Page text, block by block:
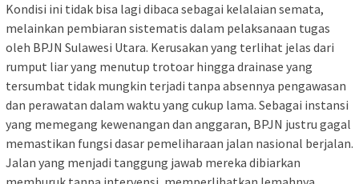
Kondisi ini tidak bisa lagi dibaca sebagai kelalaian semata,
melainkan pembiaran sistematis dalam pelaksanaan tugas
oleh BPJN Sulawesi Utara. Kerusakan yang terlihat jelas dari
rumput liar yang menutup trotoar hingga drainase yang
tersumbat tidak mungkin terjadi tanpa absennya pengawasan
dan perawatan dalam waktu yang cukup lama. Sebagai instansi
yang memegang kewenangan dan anggaran, BPJN justru gagal
memastikan fungsi dasar pemeliharaan jalan nasional berjalan.
Jalan yang menjadi tanggung jawab mereka dibiarkan